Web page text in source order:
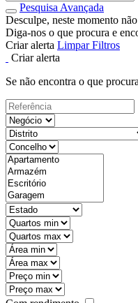
Pesquisa Avançada
Desculpe, neste momento
Diga-nos o que procura e
Criar alerta Limpar Filtros
Criar alerta
Se não encontra o que